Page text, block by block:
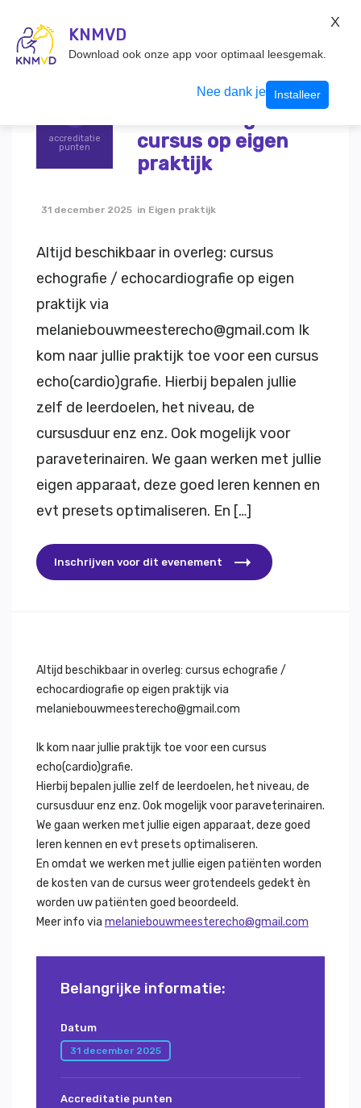
Inloggen
accreditatie
punten
Echografie /
cursus op eigen
praktijk
31 december 2025 in Eigen praktijk
Altijd beschikbaar in overleg: cursus
echografie / echocardiografie op eigen
praktijk via
melaniebouwmeesterecho@gmail.com Ik
kom naar jullie praktijk toe voor een cursus
echo(cardio)grafie. Hierbij bepalen jullie
zelf de leerdoelen, het niveau, de
cursusduur enz enz. Ook mogelijk voor
paraveterinairen. We gaan werken met jullie
eigen apparaat, deze goed leren kennen en
evt presets optimaliseren. En […]
Inschrijven voor dit evenement
Altijd beschikbaar in overleg: cursus echografie /
echocardiografie op eigen praktijk via
melaniebouwmeesterecho@gmail.com
Ik kom naar jullie praktijk toe voor een cursus
echo(cardio)grafie.
Hierbij bepalen jullie zelf de leerdoelen, het niveau, de
cursusduur enz enz. Ook mogelijk voor paraveterinairen.
We gaan werken met jullie eigen apparaat, deze goed
leren kennen en evt presets optimaliseren.
En omdat we werken met jullie eigen patiënten worden
de kosten van de cursus weer grotendeels gedekt èn
worden uw patiënten goed beoordeeld.
Meer info via melaniebouwmeesterecho@gmail.com
Belangrijke informatie:
Datum
31 december 2025
Accreditatie punten
KNMVD
Download ook onze app voor optimaal leesgemak.
Nee dank je Installeer
X